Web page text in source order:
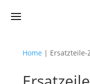
Home |